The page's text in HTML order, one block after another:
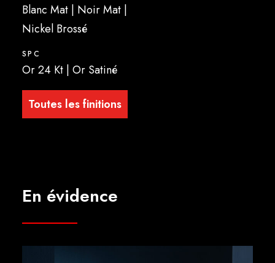
Blanc Mat | Noir Mat |
Nickel Brossé
SPC
Or 24 Kt | Or Satiné
Toutes les finitions
En évidence